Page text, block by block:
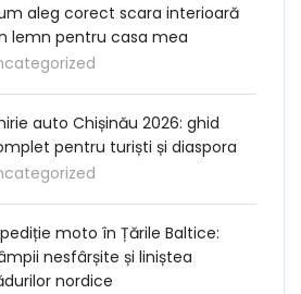
aleg corect scara interioară
lemn pentru casa mea
auto Chișinău 2026: ghid
pentru turiști și diaspora
moto în Țările Baltice:
nesfârșite și liniștea
nordice